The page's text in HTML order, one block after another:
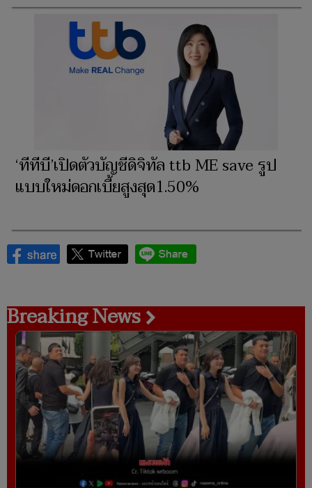
‘ทีทีบี’เปิดตัวบัญชีดิจิทัล ttb ME save รูป
แบบใหม่ดอกเบี้ยสูงสุด1.50%
Breaking News